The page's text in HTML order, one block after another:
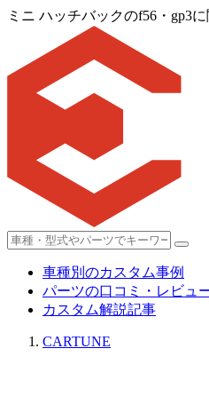
ミニ ハッチバックのf56・gp3
車種別のカスタム事例
パーツの口コミ・レビュ
カスタム解説記事
CARTUNE